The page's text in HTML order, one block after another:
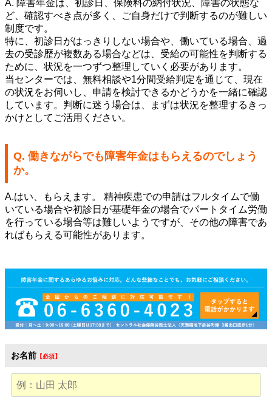
A. 障害年金は、初診日、保険料の納付状況、障害の状態な
ど、確認すべき点が多く、ご自身だけで判断するのが難しい
制度です。
特に、初診日がはっきりしない場合や、働いている場合、過
去の受診歴が複数ある場合などは、受給の可能性を判断する
ために、状況を一つずつ整理していく必要があります。
当センターでは、無料相談や1分間受給判定を通じて、現在
の状況をお伺いし、申請を検討できるかどうかを一緒に確認
しています。判断に迷 う場合は、まずは状況を整理するきっ
かけとしてご活用ください。
Q. 働きながらでも障害年金はもらえるのでしょう
か。
A.はい、もらえます。 精神疾患での申請はフルタイムで働
いている場合や初診日が基礎年金の場合でパートタイム労働
を行っている場合等は難しいようですが、その他の障害であ
ればもら える可能性があります。
お名前